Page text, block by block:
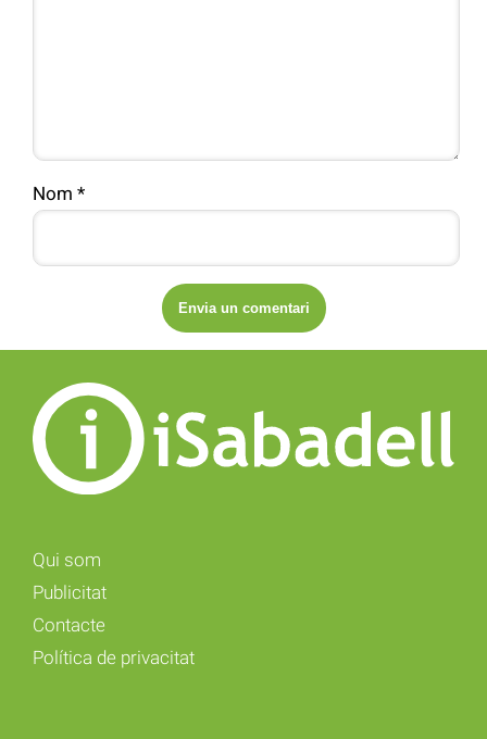
Nom *
Qui som
Publicitat
Contacte
Política de privacitat